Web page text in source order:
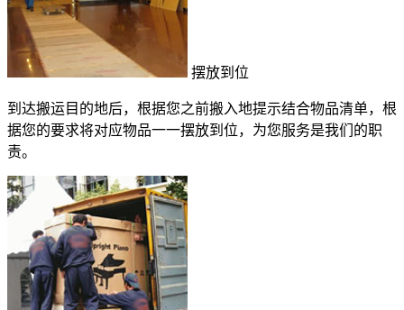
摆放到位
到达搬运目的地后，根据您之前搬入地提示结合物品清单，根
据您的要求将对应物品一一摆放到位，为您服务是我们的职
责。